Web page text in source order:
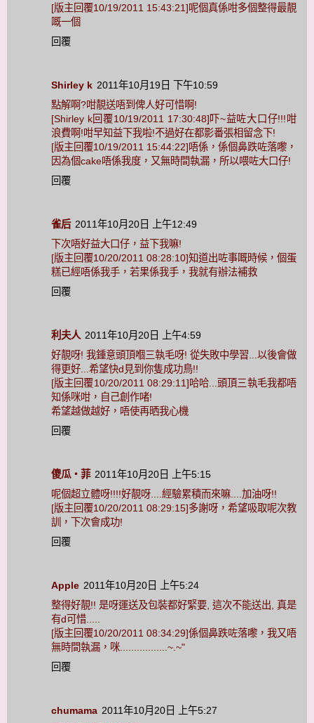
[版主回覆10/19/2011 15:43:21]呢個真係咁多個整得最靚
嘅一個
回覆
Shirley k 2011年10月19日 下午10:59
點解啊?咁靚送唔到俾人好可惜啊!
[Shirley k回覆10/19/2011 17:30:48]吓~益咗大口仔!!!咁
浪費啊!咁早知益下我啦!不過好在都影番張相留念下!
[版主回覆10/19/2011 15:44:22]唔係，係個鼻跌咗落嚟，
因為個cake唔係我度，又無時間執漏，所以喂咗大口仔!
回覆
雀后 2011年10月20日 上午12:49
下次唔好益大口仔，益下我嘛!
[版主回覆10/20/2011 08:28:10]知道出咗事嘅時候，個蛋
糕已經唔係我手，若果係我手，我就有辦法補救
回覆
利夫人 2011年10月20日 上午4:59
好靚呀! 我鍾意頭頂嗰三執毛呀! 從失敗中學習...以後會做
得更好...希望快d見到你隻成功鳥!!
[版主回覆10/20/2011 08:29:11]哈哈...頭頂三執毛我都唔
知係咪咁，自己創作啫!
希望越做越好，唔使再晒我心機
回覆
傻瓜‧菲 2011年10月20日 上午5:15
呢個超立體呀!!!!好靚呀....經驗累積而來嘛....加油呀!!
[版主回覆10/20/2011 08:29:15]多謝呀，希望吸取呢次教
訓，下次會成功!
回覆
Apple 2011年10月20日 上午5:24
整得好靚!! 是呀運送及包裝都好緊要, 這次不能送出, 真是
有d可惜.....
[版主回覆10/20/2011 08:34:29]係個鼻跌咗落嚟，我又唔
無時間執漏，咪.................~.~"
回覆
chumama 2011年10月20日 上午5:27